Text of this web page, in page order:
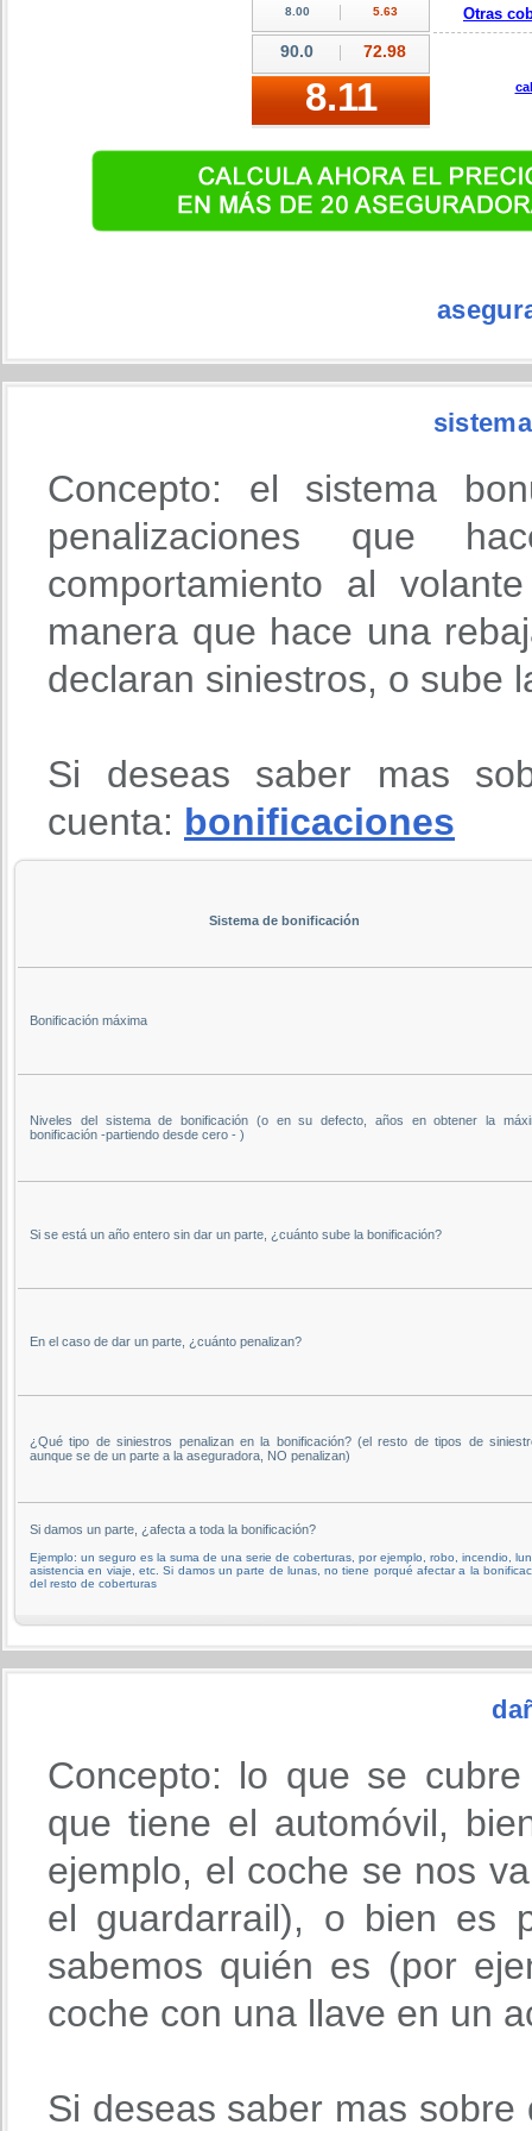
Otras
Concepto: el sistema
penalizaciones que
comportamiento al
manera que hace una
declaran siniestros, o sube
Si deseas saber mas
cuenta: bonificaciones
Sistema de bonificación
Bonificación máxima
Niveles del sistema de bonificación (o en su defecto, años en obtener la
bonificación -partiendo desde cero - )
Si se está un año entero sin dar un parte, ¿cuánto sube la bonificación?
En el caso de dar un parte, ¿cuánto penalizan?
¿Qué tipo de siniestros penalizan en la bonificación? (el resto de tipos de
aunque se de un parte a la aseguradora, NO penalizan)
Si damos un parte, ¿afecta a toda la bonificación?
Ejemplo: un seguro es la suma de una serie de coberturas, por ejemplo, robo, incendio,
asistencia en viaje, etc. Si damos un parte de lunas, no tiene porqué afectar a la
del resto de coberturas
Concepto: lo que se
que tiene el automóvil,
ejemplo, el coche se nos
el guardarrail), o bien es
sabemos quién es (por
coche con una llave en un
Si deseas saber mas